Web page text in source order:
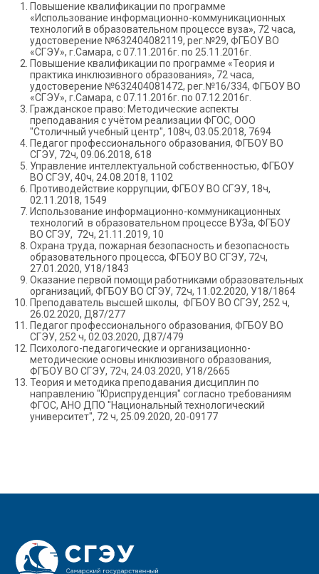
Повышение квалификации по программе
«Использование информационно-коммуникационных
технологий в образовательном процессе вуза», 72 часа,
удостоверение №632404082119, рег.№29, ФГБОУ ВО
«СГЭУ», г.Самара, с 07.11.2016г. по 25.11.2016г.
Повышение квалификации по программе «Теория и
практика инклюзивного образования», 72 часа,
удостоверение №632404081472, рег.№16/334, ФГБОУ ВО
«СГЭУ», г.Самара, с 07.11.2016г. по 07.12.2016г.
Гражданское право: Методические аспекты
преподавания с учётом реализации ФГОС, ООО
"Столичный учебный центр", 108ч, 03.05.2018, 7694
Педагог профессионального образования, ФГБОУ ВО
СГЭУ, 72ч, 09.06.2018, 618
Управление интеллектуальной собственностью, ФГБОУ
ВО СГЭУ, 40ч, 24.08.2018, 1102
Противодействие коррупции, ФГБОУ ВО СГЭУ, 18ч,
02.11.2018, 1549
Использование информационно-коммуникационных
технологий в образовательном процессе ВУЗа, ФГБОУ
ВО СГЭУ, 72ч, 21.11.2019, 10
Охрана труда, пожарная безопасность и безопасность
образовательного процесса, ФГБОУ ВО СГЭУ, 72ч,
27.01.2020, У18/1843
Оказание первой помощи работниками образовательных
организаций, ФГБОУ ВО СГЭУ, 72ч, 11.02.2020, У18/1864
Преподаватель высшей школы, ФГБОУ ВО СГЭУ, 252 ч,
26.02.2020, Д87/277
Педагог профессионального образования, ФГБОУ ВО
СГЭУ, 252 ч, 02.03.2020, Д87/479
Психолого-педагогические и организационно-
методические основы инклюзивного образования,
ФГБОУ ВО СГЭУ, 72ч, 24.03.2020, У18/2665
Теория и методика преподавания дисциплин по
направлению "Юриспруденция" согласно требованиям
ФГОС, АНО ДПО "Национальный технологический
университет", 72 ч, 25.09.2020, 20-09177